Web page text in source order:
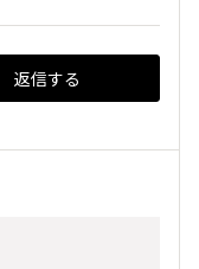
返信する